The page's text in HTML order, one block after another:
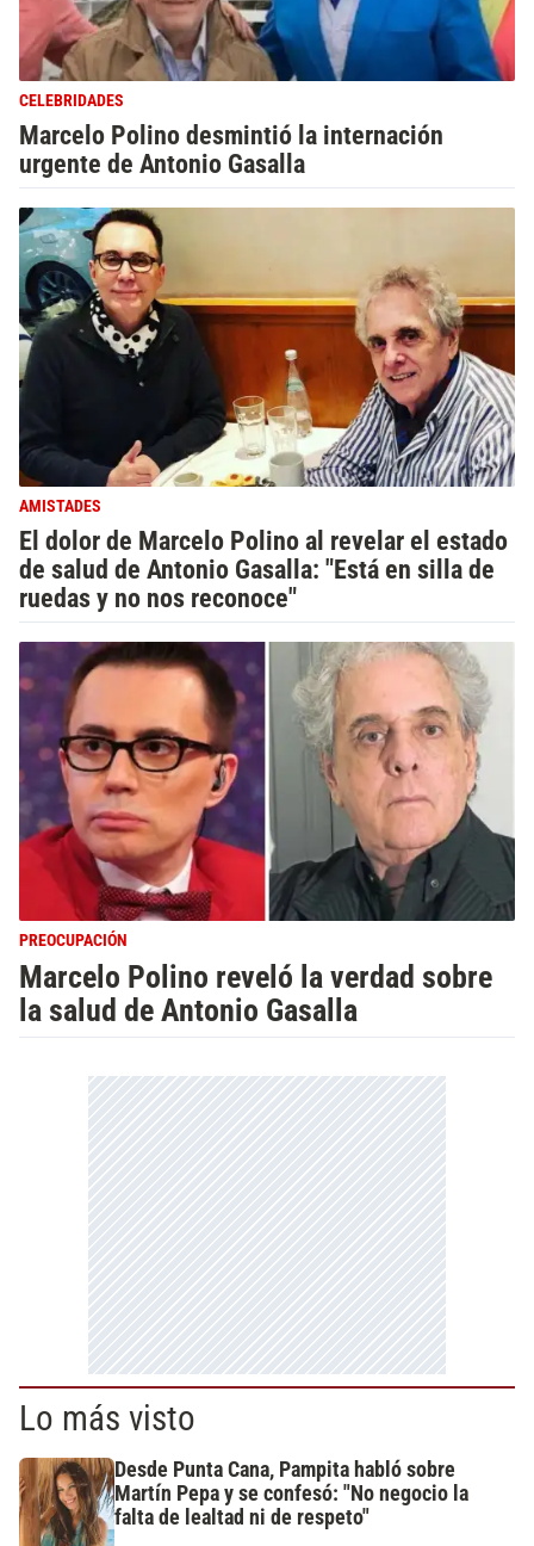
CELEBRIDADES
Marcelo Polino desmintió la internación
urgente de Antonio Gasalla
AMISTADES
El dolor de Marcelo Polino al revelar el estado
de salud de Antonio Gasalla: "Está en silla de
ruedas y no nos reconoce"
PREOCUPACIÓN
Marcelo Polino reveló la verdad sobre
la salud de Antonio Gasalla
Lo más visto
Desde Punta Cana, Pampita habló sobre
Martín Pepa y se confesó: "No negocio la
falta de lealtad ni de respeto"